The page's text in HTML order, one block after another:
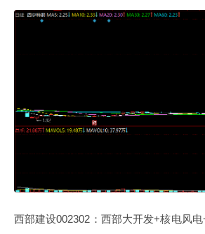
西部建设002302：西部大开发+核电风